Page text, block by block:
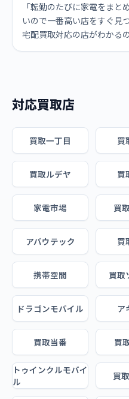
「転勤のたびに家電をまと
いので一番高い店をすぐ見
宅配買取対応の店がわかる
対応買取店
買取一丁目 買
買取ルデヤ 買
家電市場 買
アバウテック 買
携帯空間 買取
ドラゴンモバイル ア
買取当番 買
トゥインクルモバイ
ル
買